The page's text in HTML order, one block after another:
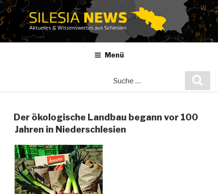
Zum
Inhalt
springen
Menü
Der ökologische Landbau begann vor 100
Jahren in Niederschlesien